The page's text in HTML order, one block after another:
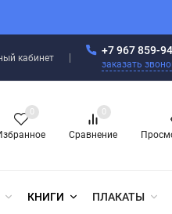
кабинет
+7 967 859-
заказать
0
Сравнение
0
КНИГИ ПЛАКАТЫ